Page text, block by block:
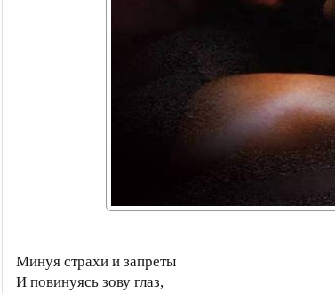
Минуя страхи и запреты
И повинуясь зову глаз,